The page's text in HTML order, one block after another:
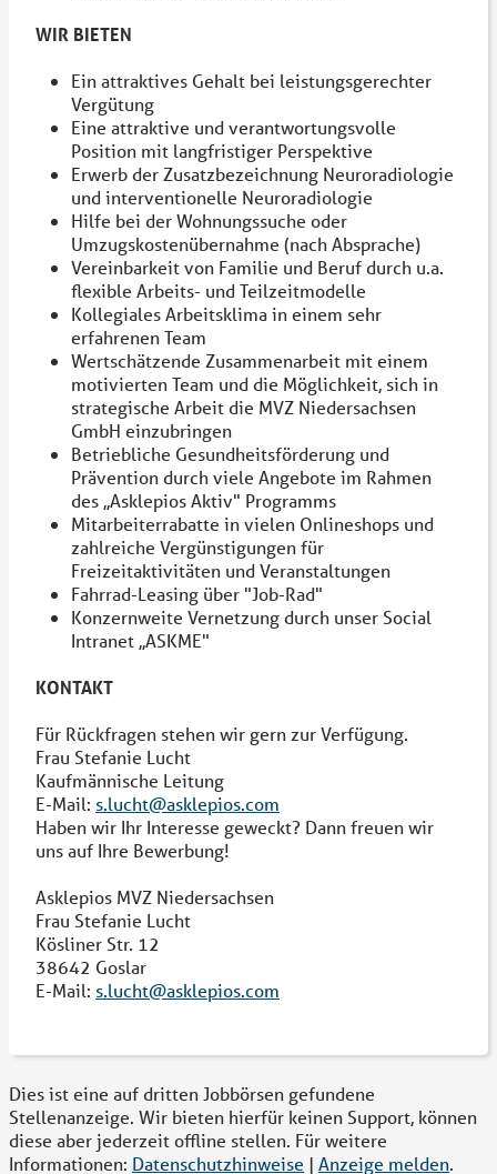
WIR BIETEN
Ein attraktives Gehalt bei leistungsgerechter
Vergütung
Eine attraktive und verantwortungsvolle
Position mit langfristiger Perspektive
Erwerb der Zusatzbezeichnung Neuroradiologie
und interventionelle Neuroradiologie
Hilfe bei der Wohnungssuche oder
Umzugskostenübernahme (nach Absprache)
Vereinbarkeit von Familie und Beruf durch u.a.
flexible Arbeits- und Teilzeitmodelle
Kollegiales Arbeitsklima in einem sehr
erfahrenen Team
Wertschätzende Zusammenarbeit mit einem
motivierten Team und die Möglichkeit, sich in
strategische Arbeit die MVZ Niedersachsen
GmbH einzubringen
Betriebliche Gesundheitsförderung und
Prävention durch viele Angebote im Rahmen
des ,,Asklepios Aktiv" Programms
Mitarbeiterrabatte in vielen Onlineshops und
zahlreiche Vergünstigungen für
Freizeitaktivitäten und Veranstaltungen
Fahrrad-Leasing über "Job-Rad"
Konzernweite Vernetzung durch unser Social
Intranet ,,ASKME"
KONTAKT
Für Rückfragen stehen wir gern zur Verfügung.
Frau Stefanie Lucht
Kaufmännische Leitung
E-Mail: s.lucht@asklepios.com
Haben wir Ihr Interesse geweckt? Dann freuen wir
uns auf Ihre Bewerbung!
Asklepios MVZ Niedersachsen
Frau Stefanie Lucht
Kösliner Str. 12
38642 Goslar
E-Mail: s.lucht@asklepios.com
Dies ist eine auf dritten Jobbörsen gefundene
Stellenanzeige. Wir bieten hierfür keinen Support, können
diese aber jederzeit offline stellen. Für weitere
Informationen: Datenschutzhinweise | Anzeige melden.